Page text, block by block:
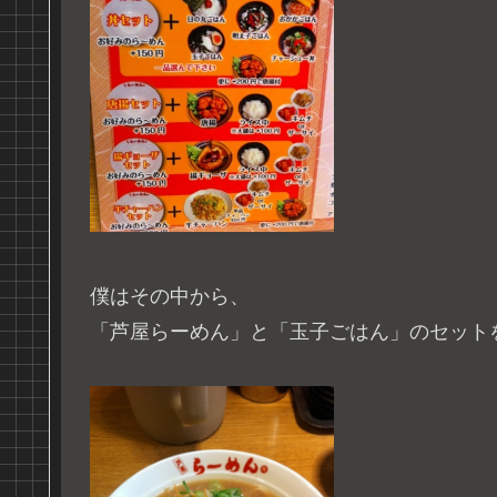
僕はその中から、
「芦屋らーめん」と「玉子ごはん」のセット